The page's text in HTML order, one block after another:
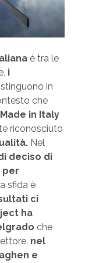
è tra le
i
in
che
in Italy
riconosciuto
Nel
deciso di
per
sfida è
ci
ha
che
nel
e